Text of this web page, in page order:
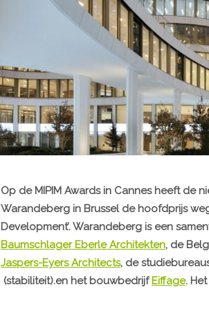
Op de MIPIM Awards in Cannes heeft de
Warandeberg in Brussel de hoofdprijs
Development’. Warandeberg is een
Baumschlager Eberle Architekten, de
Jaspers-Eyers Architects, de
(stabiliteit).en het bouwbedrijfEiffage.